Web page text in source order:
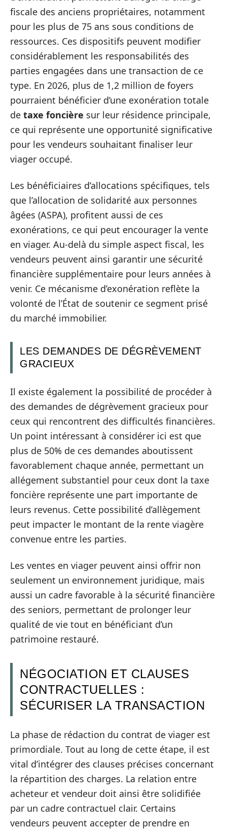
fiscale des anciens propriétaires, notamment
pour les plus de 75 ans sous conditions de
ressources. Ces dispositifs peuvent modifier
considérablement les responsabilités des
parties engagées dans une transaction de ce
type. En 2026, plus de 1,2 million de foyers
pourraient bénéficier d’une exonération totale
de taxe foncière sur leur résidence principale,
ce qui représente une opportunité significative
pour les vendeurs souhaitant finaliser leur
viager occupé.
Les bénéficiaires d’allocations spécifiques, tels
que l’allocation de solidarité aux personnes
âgées (ASPA), profitent aussi de ces
exonérations, ce qui peut encourager la vente
en viager. Au-delà du simple aspect fiscal, les
vendeurs peuvent ainsi garantir une sécurité
financière supplémentaire pour leurs années à
venir. Ce mécanisme d’exonération reflète la
volonté de l’État de soutenir ce segment prisé
du marché immobilier.
LES DEMANDES DE DÉGRÈVEMENT
GRACIEUX
Il existe également la possibilité de procéder à
des demandes de dégrèvement gracieux pour
ceux qui rencontrent des difficultés financières.
Un point intéressant à considérer ici est que
plus de 50% de ces demandes aboutissent
favorablement chaque année, permettant un
allégement substantiel pour ceux dont la taxe
foncière représente une part importante de
leurs revenus. Cette possibilité d’allègement
peut impacter le montant de la rente viagère
convenue entre les parties.
Les ventes en viager peuvent ainsi offrir non
seulement un environnement juridique, mais
aussi un cadre favorable à la sécurité financière
des seniors, permettant de prolonger leur
qualité de vie tout en bénéficiant d’un
patrimoine restauré.
NÉGOCIATION ET CLAUSES
CONTRACTUELLES :
SÉCURISER LA TRANSACTION
La phase de rédaction du contrat de viager est
primordiale. Tout au long de cette étape, il est
vital d’intégrer des clauses précises concernant
la répartition des charges. La relation entre
acheteur et vendeur doit ainsi être solidifiée
par un cadre contractuel clair. Certains
vendeurs peuvent accepter de prendre en